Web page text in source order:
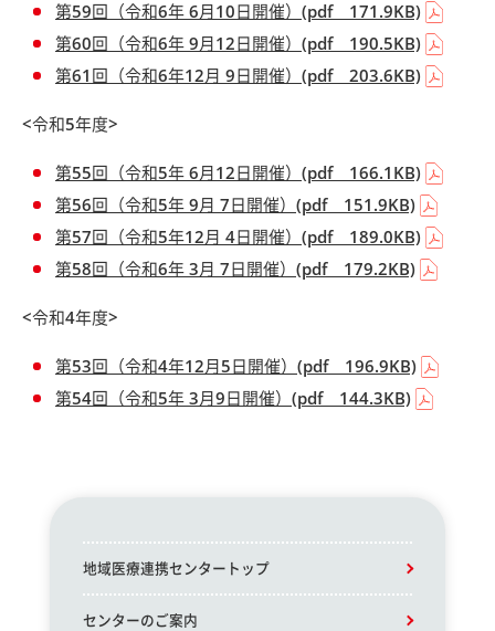
第59回（令和6年 6月10日開催）(pdf 171.9KB)
第60回（令和6年 9月12日開催）(pdf 190.5KB)
第61回（令和6年12月 9日開催）(pdf 203.6KB)
<令和5年度>
第55回（令和5年 6月12日開催）(pdf 166.1KB)
第56回（令和5年 9月 7日開催）(pdf 151.9KB)
第57回（令和5年12月 4日開催）(pdf 189.0KB)
第58回（令和6年 3月 7日開催）(pdf 179.2KB)
<令和4年度>
第53回（令和4年12月5日開催）(pdf 196.9KB)
第54回（令和5年 3月9日開催）(pdf 144.3KB)
地域医療連携センタートップ
センターのご案内